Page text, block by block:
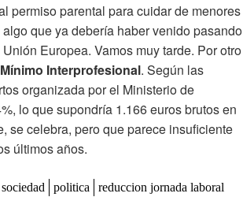
permiso parental para cuidar de menores
que ya debería haber venido pasando
Europea. Vamos muy tarde. Por otro
Interprofesional. Según las
organizada por el Ministerio de
lo que supondría 1.166 euros brutos en
se celebra, pero que parece insuficiente
últimos años.
sociedad politica reduccion jornada laboral